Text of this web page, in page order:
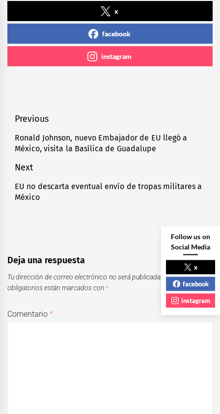
x
facebook
instagram
Navegación
de
entradas
Previous
Previous
post:
Ronald Johnson, nuevo Embajador de EU llegó a
México, visita la Basílica de Guadalupe
Next
Next
post:
EU no descarta eventual envío de tropas militares a
México
Deja una respuesta
Tu dirección de correo electrónico no será publicada.
Los campos
obligatorios están marcados con *
Comentario*
Follow us on
Social Media
x
facebook
instagram